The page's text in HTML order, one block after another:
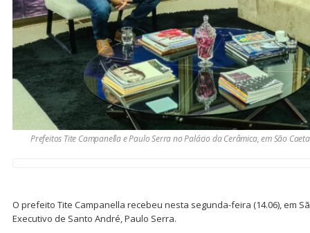
Prefeitos Tite Campanella e Paulo Serra no Palácio da Cerâmica, em São
O prefeito Tite Campanella recebeu nesta segunda-feira (14.06), em
Executivo de Santo André, Paulo Serra.